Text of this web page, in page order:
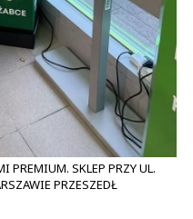
PREMIUM. SKLEP PRZY UL.
PRZESZEDŁ